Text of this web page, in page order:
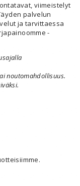
viimeistelyt
palvelun
ja tarvittaessa
-
noutomahdollisuus.